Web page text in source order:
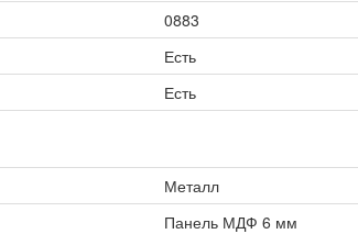
0883
Есть
Есть
Металл
Панель МДФ 6 мм